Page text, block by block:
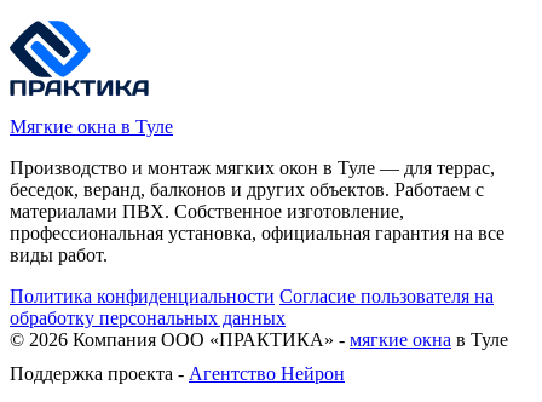
Мягкие окна в Туле
Производство и монтаж мягких окон в Туле — для террас,
беседок, веранд, балконов и других объектов. Работаем с
материалами ПВХ. Собственное изготовление,
профессиональная установка, официальная гарантия на все
виды работ.
Политика конфиденциальности Согласие пользователя на
обработку персональных данных
© 2026 Компания ООО «ПРАКТИКА» - мягкие окна в Туле
Поддержка проекта - Агентство Нейрон